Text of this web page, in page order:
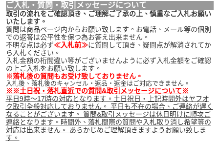
ご入札・質問・取引メッセージについて
取引の流れをご確認頂き、ご理解ご了承の上、慎重なご入札お願い
いたします。
質問は商品ページ内からお願い致します。お電話、メール等の個別
での返答は公平性を保つ為お答え出来ません。
不明な点は必ず≪入札前≫に質問して頂き、疑問点が解消されてか
ら入札ください。
入札金額の桁間違い等がございませんように必ず入札金額をご確認
の上ご入札をお願い致します。
※落札後の質問もお受け致しておりません。
入札後、落札後のキャンセル・返品・返金はご対応できません。
※※土日祝・落札直近での質問&取引メッセージについて※
平日9時～17時の対応となります。土日祝日・上記時間外はヤフオ
ク取引全般対応しておりません。 平日も不在の場合、ご連絡が遅く
なることがございます。 質問&取引メッセージは休日明けに順次ご
連絡となります。時間外、落札間際の質問や入札取り消し希望等の
対応は出来ません。 あらかじめご理解頂きますようお願い致しま
す。